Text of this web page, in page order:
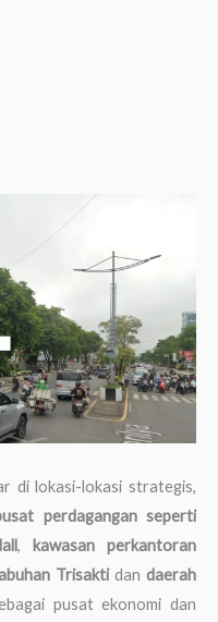
di lokasi-lokasi strategis,
perdagangan seperti
, kawasan perkantoran
Trisaktidandaerah
pusat ekonomi dan